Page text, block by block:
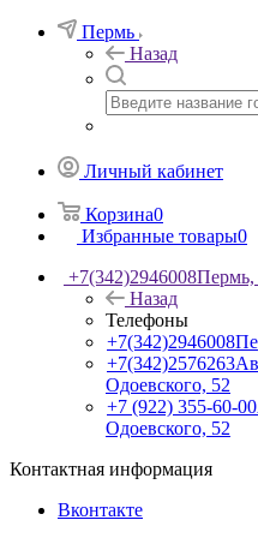
Пермь
Назад
Личный кабинет
Корзина0
Избранные товары0
+7(342)2946008Пермь,
Назад
Телефоны
+7(342)2946008
+7(342)2576263
Одоевского, 52
+7 (922) 355-60-00
Одоевского, 52
Контактная информация
Вконтакте